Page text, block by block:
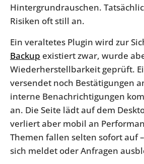
Hintergrundrauschen.
Risiken oft still an.
Ein veraltetes Plugin wird zur
Backup existiert zwar, wurde
Wiederherstellbarkeit geprüft.
versendet noch Bestätigungen
interne Benachrichtigungen
an. Die Seite lädt auf dem
verliert aber mobil an
Themen fallen selten sofort auf
sich meldet oder Anfragen